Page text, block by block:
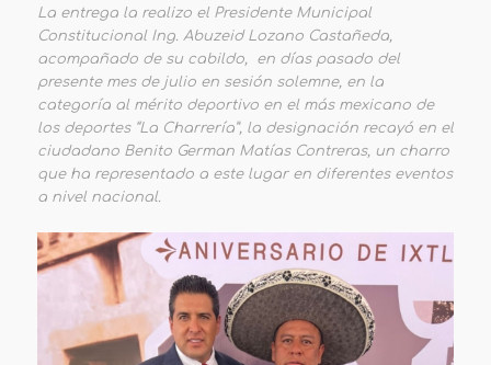
La entrega la realizo el Presidente Municipal
Constitucional Ing. Abuzeid Lozano Castañeda,
acompañado de su cabildo, en días pasado del
presente mes de julio en sesión solemne, en la
categoría al mérito deportivo en el más mexicano de
los deportes “La Charrería”, la designación recayó en el
ciudadano Benito German Matías Contreras, un charro
que ha representado a este lugar en diferentes eventos
a nivel nacional.